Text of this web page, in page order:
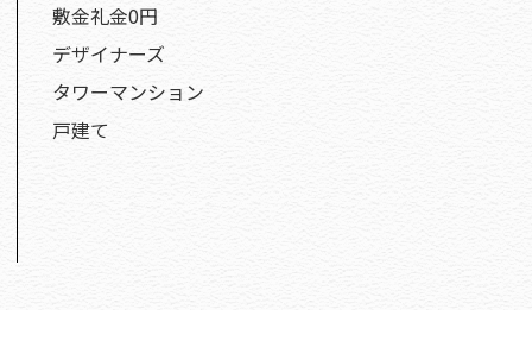
敷金礼金0円
デザイナーズ
タワーマンション
戸建て